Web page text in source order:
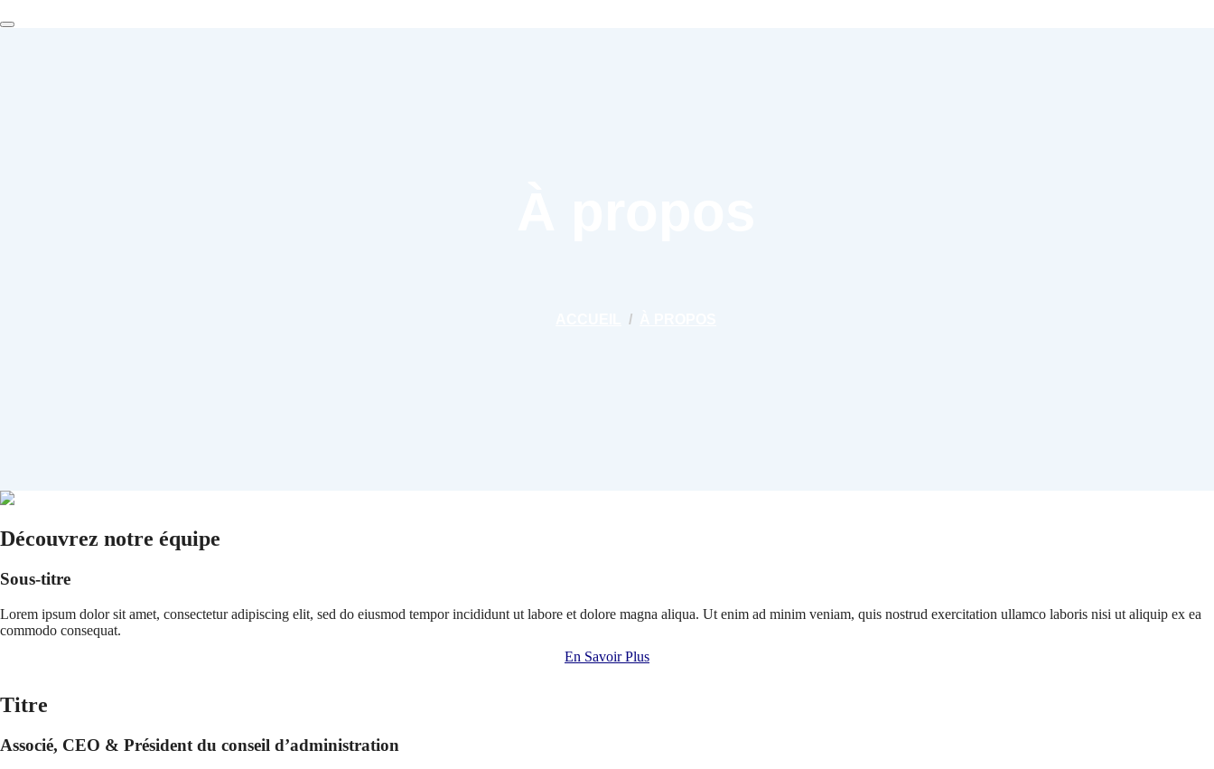
Découvrez notre équipe
Sous-titre
Lorem ipsum dolor sit amet, consectetur adipiscing elit, sed do eiusmod tempor incididunt ut labore et dolore magna aliqua. Ut enim ad minim veniam, quis nostrud exercitation ullamco laboris nisi ut aliquip ex ea
commodo consequat.
En Savoir Plus
Titre
Associé, CEO & Président du conseil d’administration